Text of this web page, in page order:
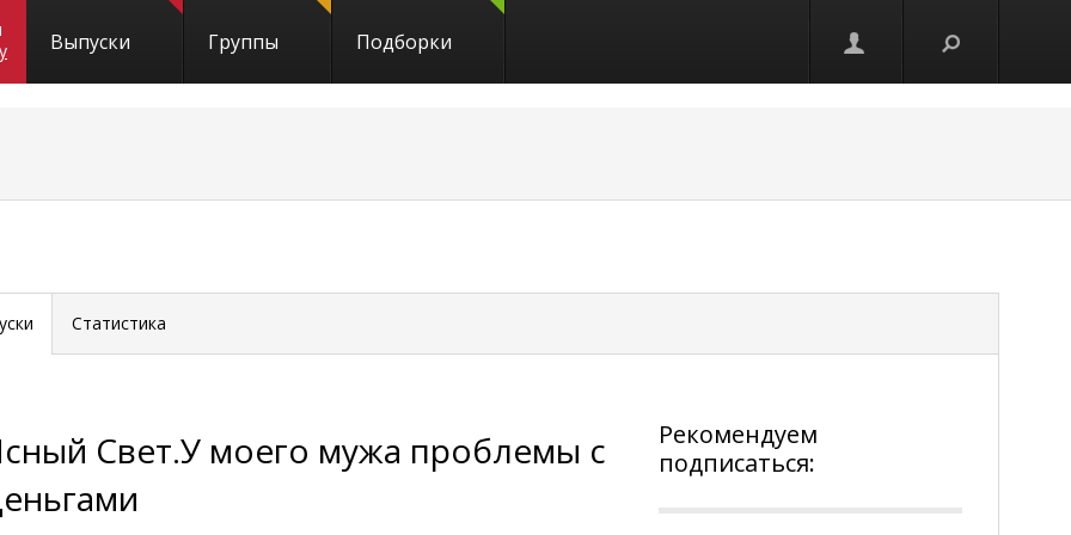
Выпуски Группы Подборки
Статистика
Свет.У моего мужа проблемы с
Рекомендуем
подписаться: